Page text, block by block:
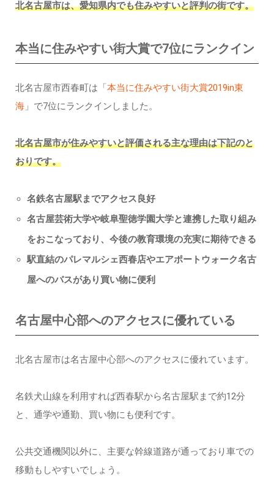
北名古屋市は、愛知県内でも住みやすいと評判の街です。
本当に住みやすい街大賞で7位にランクイン
北名古屋市西春町は「本当に住みやすい街大賞2019in東
海」で7位にランクインしました。
北名古屋市が住みやすいと評価される主な理由は下記のと
おりです。
名鉄名古屋駅までアクセス良好
名古屋芸術大学や岐阜聖徳学園大学と連携した取り組み
をおこなっており、今後の教育環境の充実に期待できる
駅直結のパレマルシェ西春店やエアポートウォーク名古
屋へのバスがあり買い物に便利
名古屋中心部へのアクセスに優れている
北名古屋市は名古屋中心部へのアクセスに優れています。
名鉄犬山線を利用すれば西春駅から名古屋駅まで約12分
と、通学や通勤、買い物にも便利です。
公共交通機関以外に、主要な幹線道路が通っており車での
移動もしやすいでしょう。